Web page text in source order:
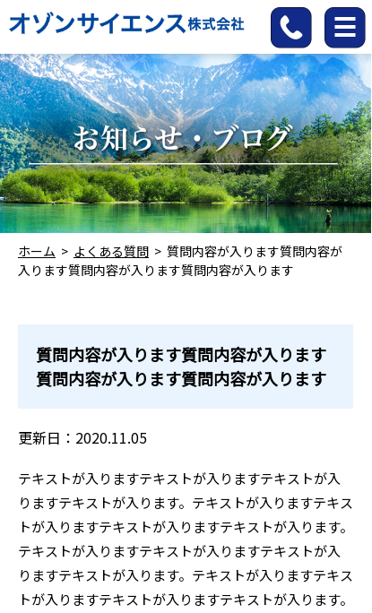
ホーム > よくある質問 > 質問内容が入ります質問内容が
入ります質問内容が入ります質問内容が入ります
質問内容が入ります質問内容が入ります
質問内容が入ります質問内容が入ります
更新日：2020.11.05
テキストが入りますテキストが入りますテキストが入
りますテキストが入ります。テキストが入りますテキス
トが入りますテキストが入りますテキストが入ります。
テキストが入りますテキストが入りますテキストが入
りますテキストが入ります。テキストが入りますテキス
トが入りますテキストが入りますテキストが入ります。